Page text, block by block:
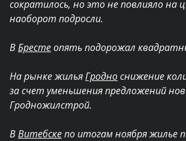
сократилось, но это не повлияло на
наоборот подросли.
ВБрестеопять подорожал
На рынке жильяГродноснижение
за счет уменьшения предложений
Гродножилстрой.
ВВитебскепо итогам ноября жилье